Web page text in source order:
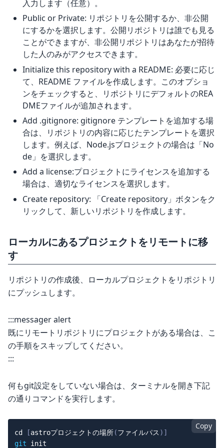
入力します（任意）。
Public or Private: リポジトリを公開するか、非公開
にするかを選択します。公開リポジトリは誰でも見る
ことができますが、非公開リポジトリはあなたが招待
した人のみがアクセスできます。
Initialize this repository with a README: 必要に応じ
て、README ファイルを作成します。このオプショ
ンをチェックすると、リポジトリにデフォルトのREA
DMEファイルが追加されます。
Add .gitignore: gitignore テンプレートを追加する場
合は、リポジトリの内容に応じたテンプレートを選択
します。例えば、Node.jsプロジェクトの場合は「No
de」を選択します。
Add a license:プロジェクトにライセンスを追加する
場合は、適切なライセンスを選択します。
Create repository: 「Create repository」ボタンをク
リックして、新しいリポジトリを作成します。
ローカルにあるプロジェクトをリモートに移
す
リポジトリの作成後、ローカルプロジェクトをリポジトリ
にプッシュします。
:::messager alert
既にリモートリポジトリにプロジェクトがある場合は、こ
の手順をスキップしてください。
:::
何もgit設定をしていない場合は、ターミナルを開き下記
の通りコマンドを実行します。
Copy
cd [astroプロジェクトの場所(ファイルパス ) ]
git